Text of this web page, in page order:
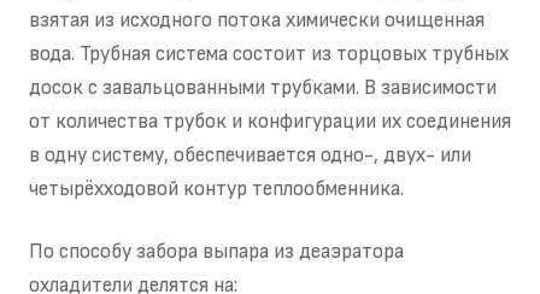
взятая из исходного потока химически очищенная
вода. Трубная система состоит из торцовых трубных
досок с завальцованными трубками. В зависимости
от количества трубок и конфигурации их соединения
в одну систему, обеспечивается одно-, двух- или
четырёхходовой контур теплообменника.
По способу забора выпара из деаэратора
охладители делятся на: